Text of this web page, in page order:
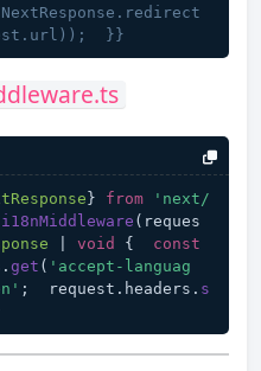
}}
} from
'next/
i18nMiddleware ( reques
void { const
. get ( 'accept-languag
;  request. headers . s